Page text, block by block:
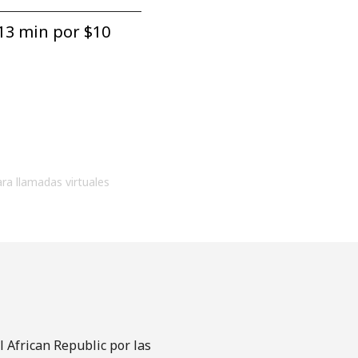
min por ⁦$10⁩
llamadas virtuales
African Republic por las